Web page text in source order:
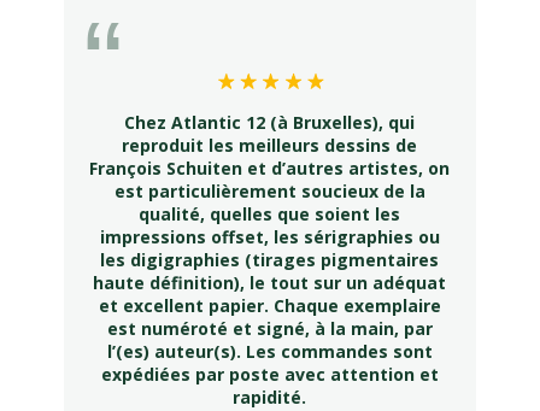
Chez Atlantic 12 (à Bruxelles), qui
reproduit les meilleurs dessins de
François Schuiten et d’autres artistes, on
est particulièrement soucieux de la
qualité, quelles que soient les
impressions offset, les sérigraphies ou
les digigraphies (tirages pigmentaires
haute définition), le tout sur un adéquat
et excellent papier. Chaque exemplaire
est numéroté et signé, à la main, par
l’(es) auteur(s). Les commandes sont
expédiées par poste avec attention et
rapidité.